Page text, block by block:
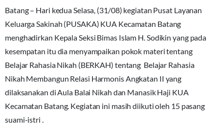
Batang – Hari kedua Selasa, (31/08) kegiatan Pusat Layanan
Keluarga Sakinah (PUSAKA) KUA Kecamatan Batang
menghadirkan Kepala Seksi Bimas Islam H. Sodikin yang pada
kesempatan itu dia menyampaikan pokok materi tentang
Belajar Rahasia Nikah (BERKAH) tentang Belajar Rahasia
Nikah Membangun Relasi Harmonis Angkatan II yang
dilaksanakan di Aula Balai Nikah dan Manasik Haji KUA
Kecamatan Batang. Kegiatan ini masih diikuti oleh 15 pasang
suami-istri .